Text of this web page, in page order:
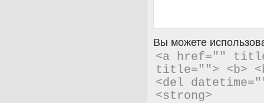
Вы можете
<a href=""
title=""> <b>
<del
<strong>